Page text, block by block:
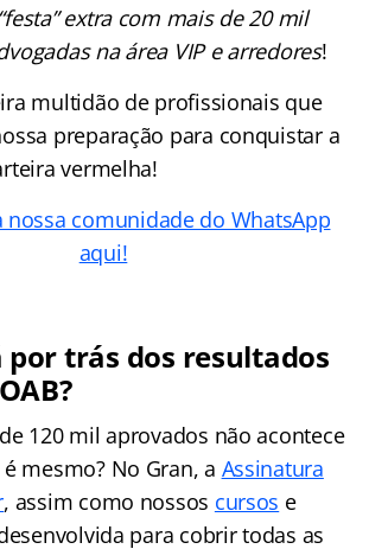
extra com mais de 20 mil
na área VIP e arredores!
multidão de profissionais que
preparação para conquistar a
vermelha!
nossa comunidade do WhatsApp
aqui!
por trás dos resultados
120 mil aprovados não acontece
mesmo? No Gran, a Assinatura
, assim como nossos cursos e
para cobrir todas as